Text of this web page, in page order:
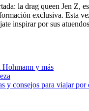
la drag queen Jen Z,
exclusiva. Esta
inspirar por sus
Hohmann y más
y consejos para viajar por